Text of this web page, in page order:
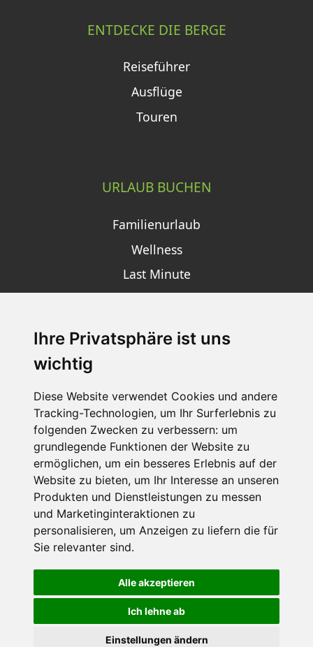
Ihre Privatsphäre ist uns
wichtig
Diese Website verwendet Cookies und andere
Tracking-Technologien, um Ihr Surferlebnis zu
folgenden Zwecken zu verbessern: um
grundlegende Funktionen der Website zu
ermöglichen, um ein besseres Erlebnis auf der
Website zu bieten, um Ihr Interesse an unseren
Produkten und Dienstleistungen zu messen
und Marketinginteraktionen zu
personalisieren, um Anzeigen zu liefern die für
Sie relevanter sind.
Alle akzeptieren
Ich lehne ab
Einstellungen ändern
ENTDECKE DIE BERGE
Reiseführer
Ausflüge
Touren
URLAUB BUCHEN
Familienurlaub
Wellness
Last Minute
SCHNEEHÖHEN SKI APP
Die Schneehoehen Ski APP für iOS und Android - Ein
Muss für alle Wintersportler und Schneefreaks!
Impressum
Datenschutz
Nutzungsbedingungen
Portale
FAQ Newsletter Mediadaten
©2026 Schneemenschen GmbH